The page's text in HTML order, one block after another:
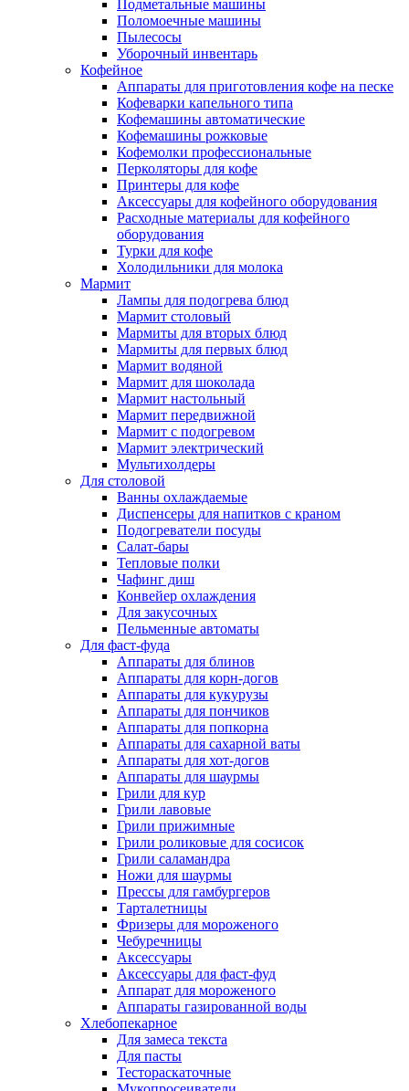
Подметальные машины
Поломоечные машины
Пылесосы
Уборочный инвентарь
Кофейное
Аппараты для приготовления кофе на песке
Кофеварки капельного типа
Кофемашины автоматические
Кофемашины рожковые
Кофемолки профессиональные
Перколяторы для кофе
Принтеры для кофе
Аксессуары для кофейного оборудования
Расходные материалы для кофейного
оборудования
Турки для кофе
Холодильники для молока
Мармит
Лампы для подогрева блюд
Мармит столовый
Мармиты для вторых блюд
Мармиты для первых блюд
Мармит водяной
Мармит для шоколада
Мармит настольный
Мармит передвижной
Мармит с подогревом
Мармит электрический
Мультихолдеры
Для столовой
Ванны охлаждаемые
Диспенсеры для напитков с краном
Подогреватели посуды
Салат-бары
Тепловые полки
Чафинг диш
Конвейер охлаждения
Для закусочных
Пельменные автоматы
Для фаст-фуда
Аппараты для блинов
Аппараты для корн-догов
Аппараты для кукурузы
Аппараты для пончиков
Аппараты для попкорна
Аппараты для сахарной ваты
Аппараты для хот-догов
Аппараты для шаурмы
Грили для кур
Грили лавовые
Грили прижимные
Грили роликовые для сосисок
Грили саламандра
Ножи для шаурмы
Прессы для гамбургеров
Тарталетницы
Фризеры для мороженого
Чебуречницы
Аксессуары
Аксессуары для фаст-фуд
Аппарат для мороженого
Аппараты газированной воды
Хлебопекарное
Для замеса текста
Для пасты
Тестораскаточные